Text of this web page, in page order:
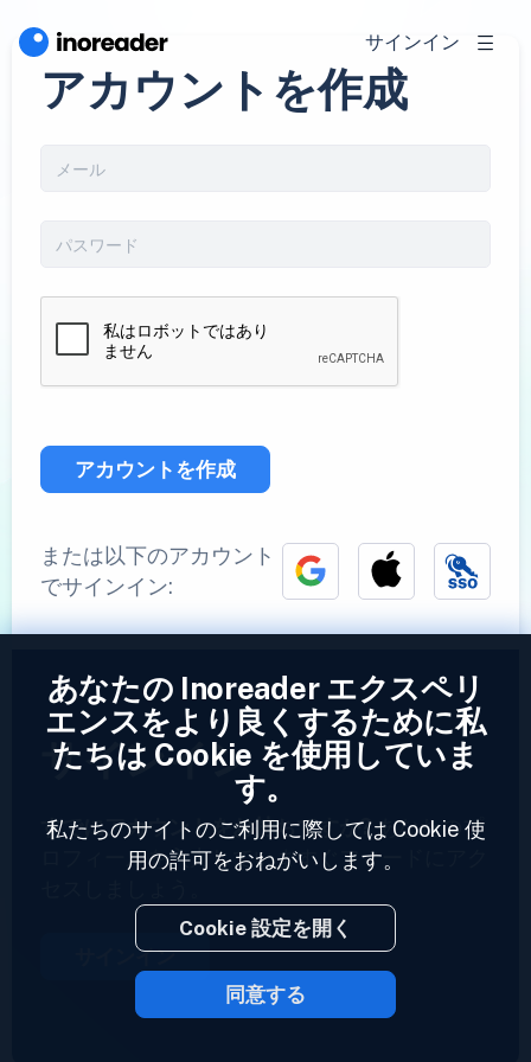
サインイン
アカウントを作成
アカウントを作成
または以下のアカウント
でサインイン:
サインイン
すでにアカウントをお持ちですか?あなたのプ
ロフィールを入力していますぐフィードにアク
サインイン
2023 © Inoreader
あなたの Inoreader エクスペリ
エンスをより良くするために私
たちは Cookie を使用していま
す。
私たちのサイトのご利用に際しては Cookie 使
用の許可をおねがいします。
Cookie 設定を開く
同意する